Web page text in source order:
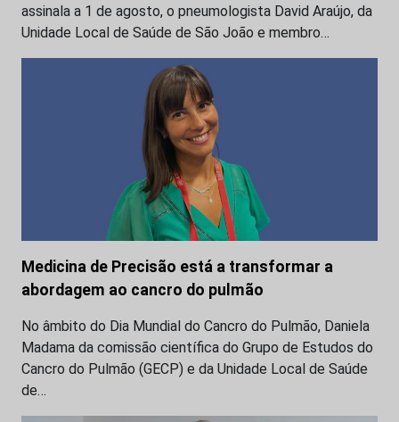
assinala a 1 de agosto, o pneumologista David Araújo, da
Unidade Local de Saúde de São João e membro…
Medicina de Precisão está a transformar a
abordagem ao cancro do pulmão
No âmbito do Dia Mundial do Cancro do Pulmão, Daniela
Madama da comissão científica do Grupo de Estudos do
Cancro do Pulmão (GECP) e da Unidade Local de Saúde
de…